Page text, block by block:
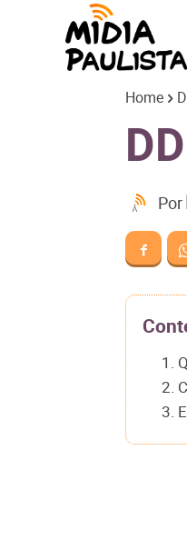
Home
Por
1.
2.
3.